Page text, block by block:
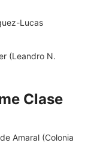
Lucas
(Leandro N.
Clase
Amaral (Colonia